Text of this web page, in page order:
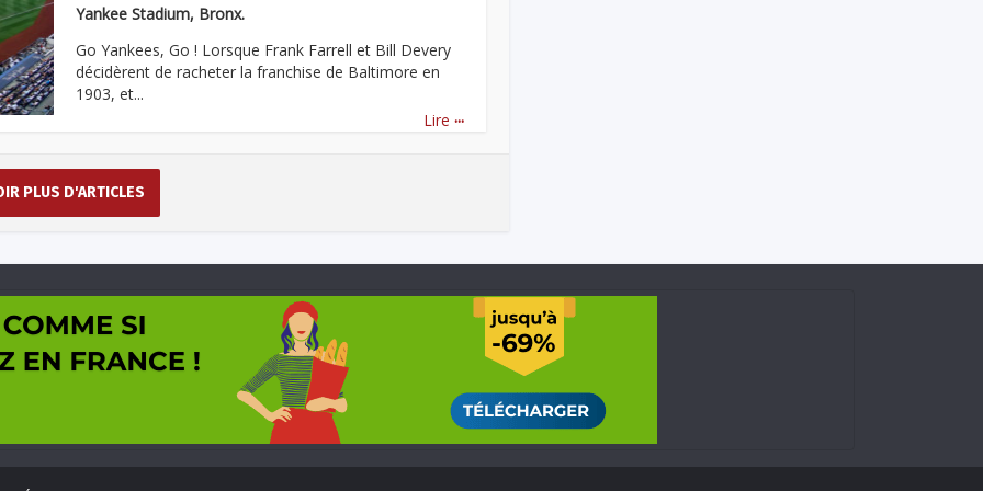
Yankee Stadium, Bronx.
Go Yankees, Go ! Lorsque Frank Farrell et Bill Devery
décidèrent de racheter la franchise de Baltimore en
1903, et...
Lire ...
PLUS D'ARTICLES